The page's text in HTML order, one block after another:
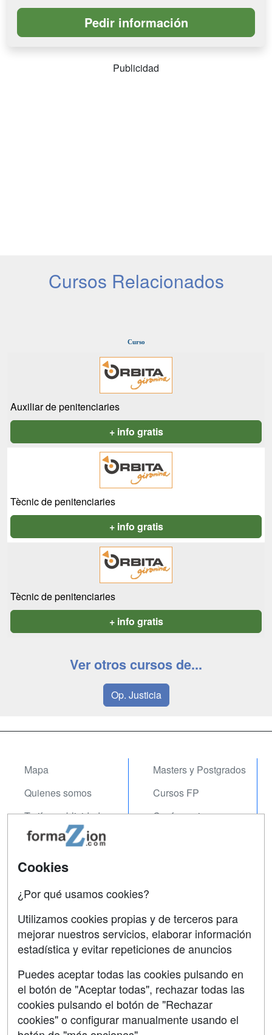
Publicidad
Cursos Relacionados
Curso
Auxiliar de penitenciaries
+ info gratis
Tècnic de penitenciaries
+ info gratis
Tècnic de penitenciaries
+ info gratis
Ver otros cursos de...
Op. Justicia
Mapa
Quienes somos
Tarifas publicidad
Acceso Usuarios
Acceso Centros
Masters y Postgrados
Cursos FP
Conferencias
Contactar
Confidencialidad
Aviso legal
Copyleft
Cookies
¿Por qué usamos cookies?
Utilizamos cookies propias y de terceros para
mejorar nuestros servicios, elaborar información
estadística y evitar repeticiones de anuncios
Puedes aceptar todas las cookies pulsando en
el botón de "Aceptar todas", rechazar todas las
cookies pulsando el botón de "Rechazar
cookies" o configurar manualmente usando el